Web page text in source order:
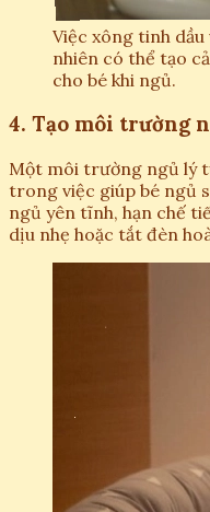
Việc xông tinh
nhiên có thể tạo
cho bé khi ngủ.
4. Tạo môi trường
Một môi trường ngủ lý
trong việc giúp bé ngủ
ngủ yên tĩnh, hạn chế
dịu nhẹ hoặc tắt đèn